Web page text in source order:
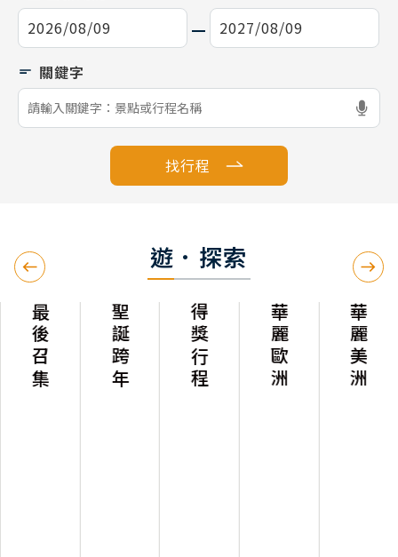
找行程
遊．探索
最後召集 聖誕跨年 得獎行程 華麗歐洲 華麗美洲